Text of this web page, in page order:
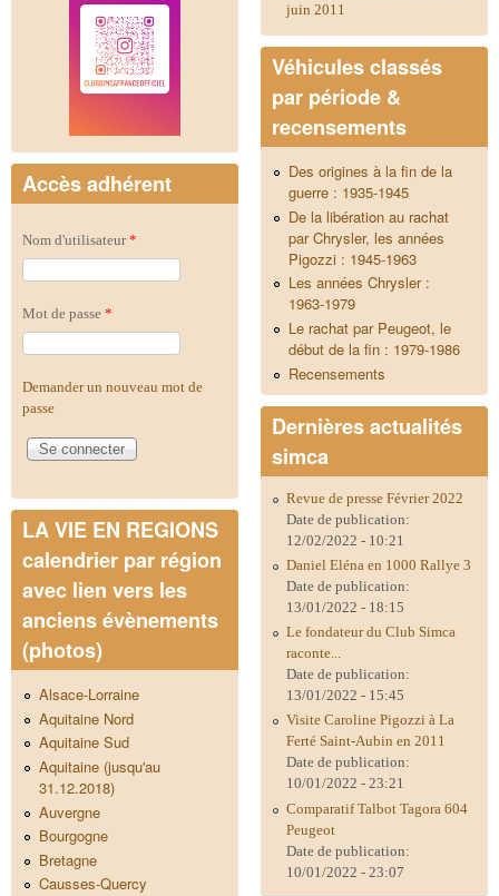
Accès adhérent
Nom d'utilisateur*
Mot de passe *
Demander un nouveau mot de
passe
LA VIE EN REGIONS
calendrier par région
avec lien vers les
anciens évènements
(photos)
Alsace-Lorraine
Aquitaine Nord
Aquitaine Sud
Aquitaine (jusqu'au
31.12.2018)
Auvergne
Bourgogne
Bretagne
Causses-Quercy
juin 2011
Véhicules classés
par période &
recensements
Des origines à la fin de la
guerre : 1935-1945
De la libération au rachat
par Chrysler, les années
Pigozzi : 1945-1963
Les années Chrysler :
1963-1979
Le rachat par Peugeot, le
début de la fin : 1979-1986
Recensements
Dernières actualités
simca
Revue de presse Février 2022
Date de publication:
12/02/2022 - 10:21
Daniel Eléna en 1000 Rallye 3
Date de publication:
13/01/2022 - 18:15
Le fondateur du Club Simca
raconte...
Date de publication:
13/01/2022 - 15:45
Visite Caroline Pigozzi à La
Ferté Saint-Aubin en 2011
Date de publication:
10/01/2022 - 23:21
Comparatif Talbot Tagora 604
Peugeot
Date de publication:
10/01/2022 - 23:07